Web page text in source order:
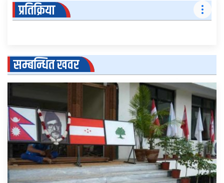
प्रतिक्रिया
सम्बन्धित खवर